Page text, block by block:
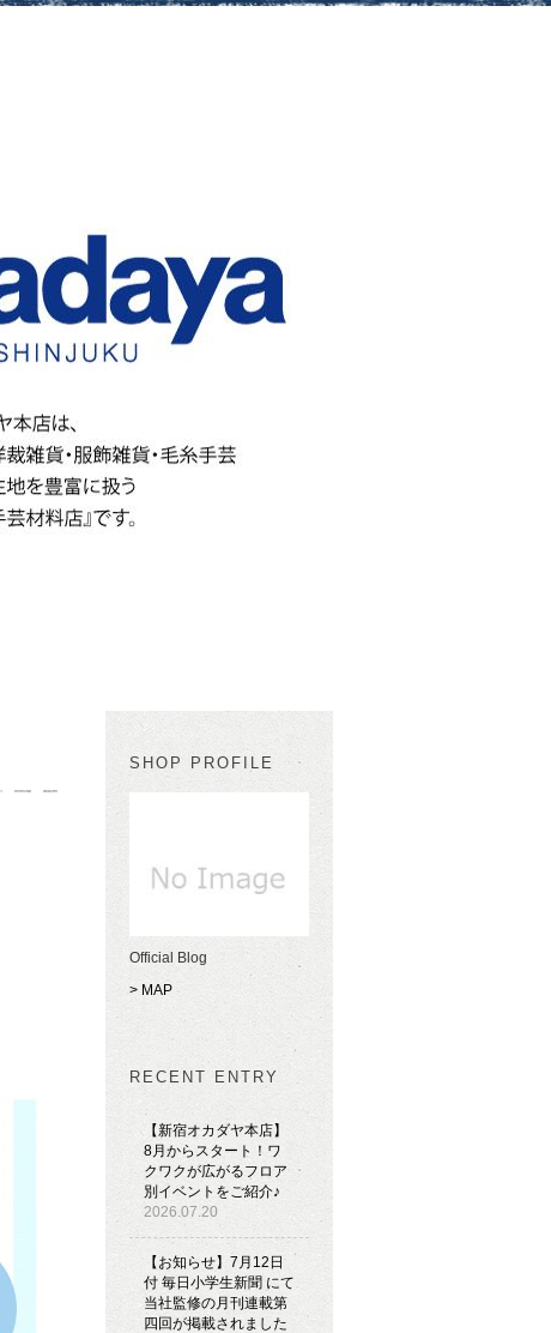
SHOP PROFILE
Official Blog
> MAP
RECENT ENTRY
【新宿オカダヤ本店】
8月からスタート！ワ
クワクが広がるフロア
別イベントをご紹介♪
2026.07.20
【お知らせ】7月12日
付 毎日小学生新聞 にて
当社監修の月刊連載第
四回が掲載されました